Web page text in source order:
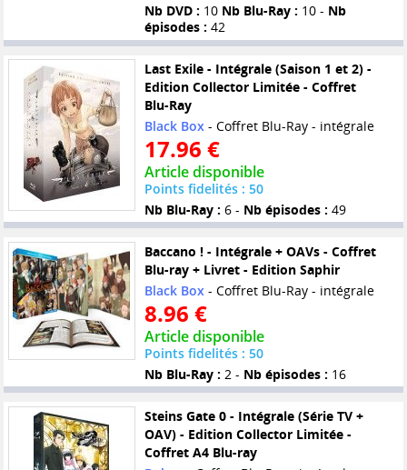
Nb DVD : 10 Nb Blu-Ray : 10 - Nb
épisodes : 42
Last Exile - Intégrale (Saison 1 et 2) -
Edition Collector Limitée - Coffret
Blu-Ray
Black Box- Coffret Blu-Ray - intégrale
17.96 €
Article disponible
Points fidelités : 50
Nb Blu-Ray : 6 - Nb épisodes : 49
Baccano ! - Intégrale + OAVs - Coffret
Blu-ray + Livret - Edition Saphir
Black Box- Coffret Blu-Ray - intégrale
8.96 €
Article disponible
Points fidelités : 50
Nb Blu-Ray : 2 - Nb épisodes : 16
Steins Gate 0 - Intégrale (Série TV +
OAV) - Edition Collector Limitée -
Coffret A4 Blu-ray